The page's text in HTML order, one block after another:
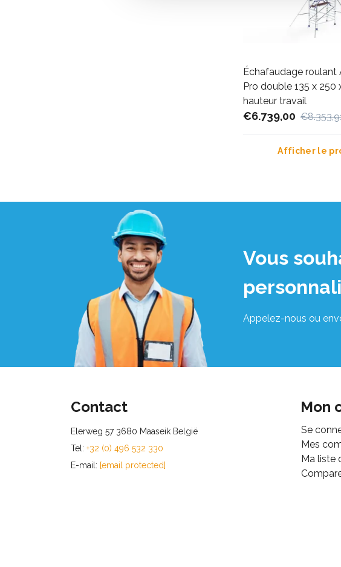
Échafaudage roulant
Pro double 135 x 250
hauteur travail
€6.739,00
Afficher le
Vous
Appelez-nous ou
Contact
Elerweg 57 3680 Maaseik België
Tel: +32 (0) 496 532 330
E-mail: [email protected]
Mon
Se
Mes
Ma liste